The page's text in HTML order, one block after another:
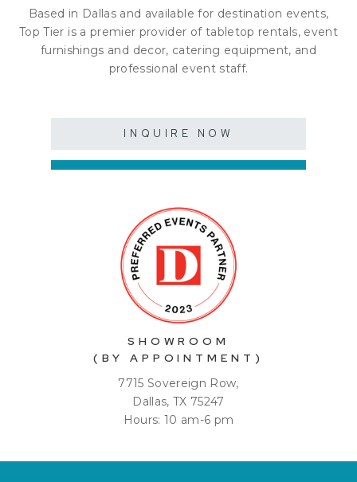
Based in Dallas and available for destination events,
Top Tier is a premier provider of tabletop rentals, event
furnishings and decor, catering equipment, and
professional event staff.
INQUIRE NOW
SHOWROOM
(BY APPOINTMENT)
7715 Sovereign Row,
Dallas, TX 75247
Hours: 10 am-6 pm